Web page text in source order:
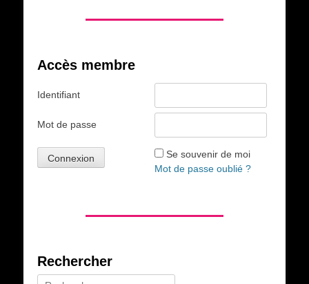
Accès membre
Identifiant
Mot de passe
Se souvenir de moi
Mot de passe oublié ?
Rechercher
Rechercher :